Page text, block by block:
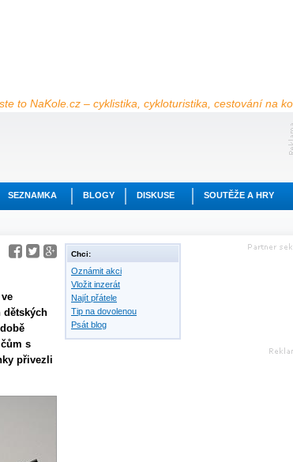
to NaKole.cz – cyklistika, cykloturistika, cestování na
SEZNAMKA BLOGY DISKUSE SOUTĚŽE A HRY
dětských
s
přivezli
Chci:
Oznámit akci
Vložit inzerát
Najít přátele
Tip na dovolenou
Psát blog